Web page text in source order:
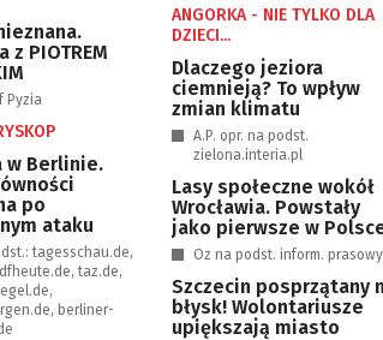
z PIOTREM
Pyzia
w Berlinie.
po
ataku
tagesschau.de,
taz.de,
berliner-
ANGORKA - NIE TYLKO DLA
DZIECI...
Dlaczego jeziora
ciemnieją? To wpływ
zmian klimatu
A.P. opr. na podst.
zielona.interia.pl
Lasy społeczne wokół
Wrocławia. Powstały
jako pierwsze w
Oz na podst. inform.
Szczecin posprzątany
błysk! Wolontariusze
upiększają miasto